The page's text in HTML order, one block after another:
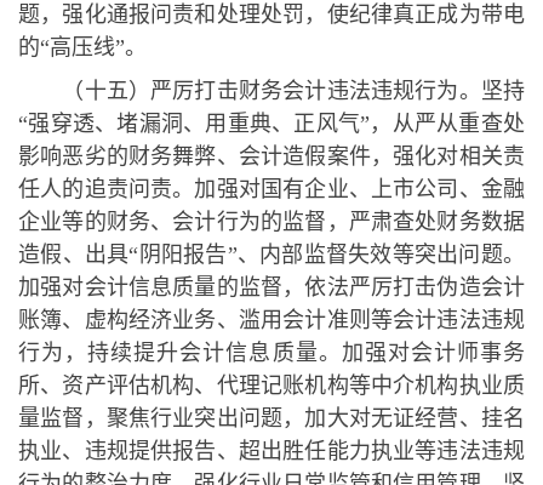
题，强化通报问责和处理处罚，使纪律真正成为带电
的“高压线”。
（十五）严厉打击财务会计违法违规行为。坚持
“强穿透、堵漏洞、用重典、正风气”，从严从重查处
影响恶劣的财务舞弊、会计造假案件，强化对相关责
任人的追责问责。加强对国有企业、上市公司、金融
企业等的财务、会计行为的监督，严肃查处财务数据
造假、出具“阴阳报告”、内部监督失效等突出问题。
加强对会计信息质量的监督，依法严厉打击伪造会计
账簿、虚构经济业务、滥用会计准则等会计违法违规
行为，持续提升会计信息质量。加强对会计师事务
所、资产评估机构、代理记账机构等中介机构执业质
量监督，聚焦行业突出问题，加大对无证经营、挂名
执业、违规提供报告、超出胜任能力执业等违法违规